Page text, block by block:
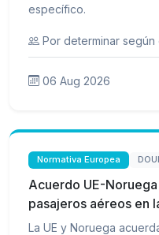
específico.
Por determinar
06 Aug 2026
Normativa Europea
Acuerdo UE-
pasajeros aéreos en
La UE y Noruega